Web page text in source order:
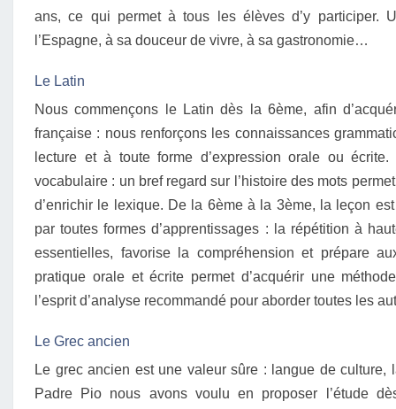
ans, ce qui permet à tous les élèves d’y participer.
l’Espagne, à sa douceur de vivre, à sa gastronomie…
Le Latin
Nous commençons le Latin dès la 6ème, afin
française : nous renforçons les connaissances
lecture et à toute forme d’expression orale ou
vocabulaire : un bref regard sur l’histoire des mots
d’enrichir le lexique. De la 6ème à la 3ème, la leçon
par toutes formes d’apprentissages : la répétition à
essentielles, favorise la compréhension et prépare
pratique orale et écrite permet d’acquérir une
l’esprit d’analyse recommandé pour aborder toutes les
Le Grec ancien
Le grec ancien est une valeur sûre : langue de culture,
Padre Pio nous avons voulu en proposer l’étude